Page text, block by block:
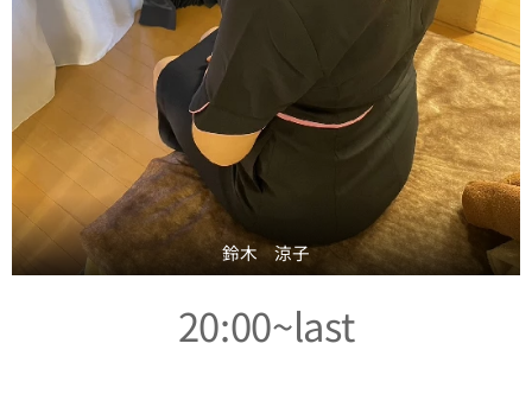
鈴木 涼子
20:00~last